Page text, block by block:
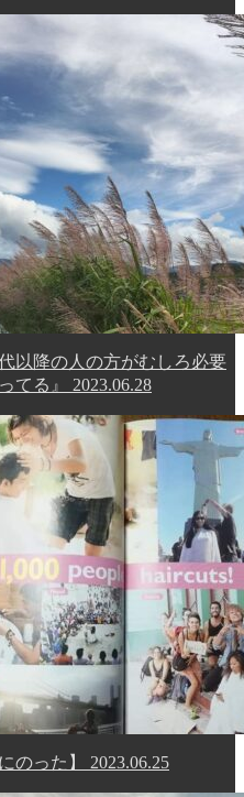
以降の人の方がむしろ必要
てる』 2023.06.28
のった】 2023.06.25